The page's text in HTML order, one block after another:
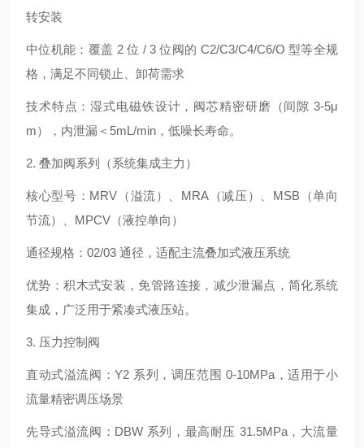
转安装
中位机能：覆盖 2 位 / 3 位阀的 C2/C3/C4/C6/O 型等全规
格，满足不同锁止、卸荷需求
技术特点：湿式电磁铁设计，阀芯精密研磨（间隙 3-5μ
m），内泄漏＜5mL/min，低噪长寿命。
2. 叠加阀系列（系统集成主力）
核心型号：MRV（溢流）、MRA（减压）、MSB（单向
节流）、MPCV（液控单向）
通径规格：02/03 通径，适配主流叠加式液压系统
优势：积木式安装，免管路连接，减少泄漏点，简化系统
集成，广泛用于紧凑式液压站。
3. 压力控制阀
直动式溢流阀：Y2 系列，调压范围 0-10MPa，适用于小
流量精密调压场景
先导式溢流阀：DBW 系列，最高耐压 31.5MPa，大流量